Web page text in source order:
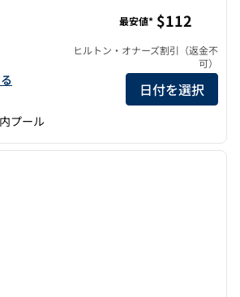
イン・ジャクソン/マディソンの詳細を表示
最安値* $112
ヒルトン・オナーズ割引（返金不
可）
日付を選択
プール
1/12
次の